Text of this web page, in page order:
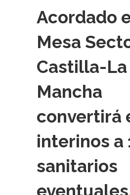
Acordado
Mesa
Castilla-La
Mancha
convertirá
interinos a
sanitarios